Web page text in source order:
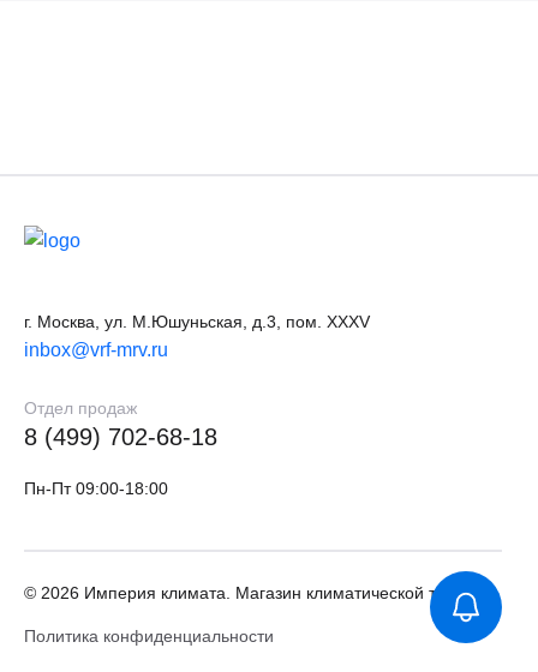
г. Москва, ул. М.Юшуньская, д.3, пом. XXXV
inbox@vrf-mrv.ru
Отдел продаж
8 (499) 702-68-18
Пн-Пт 09:00-18:00
© 2026 Империя климата. Магазин климатической техники
Политика конфиденциальности